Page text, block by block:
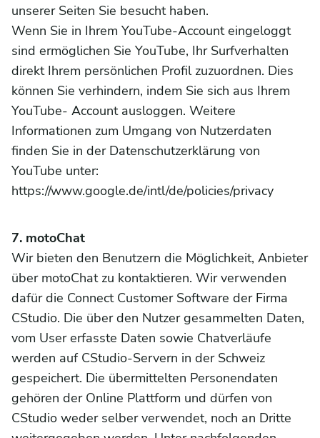
unserer Seiten Sie besucht haben.
Wenn Sie in Ihrem YouTube-Account eingeloggt
sind ermöglichen Sie YouTube, Ihr Surfverhalten
direkt Ihrem persönlichen Profil zuzuordnen. Dies
können Sie verhindern, indem Sie sich aus Ihrem
YouTube- Account ausloggen. Weitere
Informationen zum Umgang von Nutzerdaten
finden Sie in der Datenschutzerklärung von
YouTube unter:
https://www.google.de/intl/de/policies/privacy
7. motoChat
Wir bieten den Benutzern die Möglichkeit, Anbieter
über motoChat zu kontaktieren. Wir verwenden
dafür die Connect Customer Software der Firma
CStudio. Die über den Nutzer gesammelten Daten,
vom User erfasste Daten sowie Chatverläufe
werden auf CStudio-Servern in der Schweiz
gespeichert. Die übermittelten Personendaten
gehören der Online Plattform und dürfen von
CStudio weder selber verwendet, noch an Dritte